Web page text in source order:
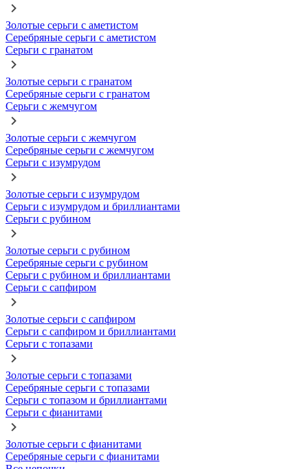
Золотые серьги с аметистом
Серебряные серьги с аметистом
Серьги с гранатом
Золотые серьги с гранатом
Серебряные серьги с гранатом
Серьги с жемчугом
Золотые серьги с жемчугом
Серебряные серьги с жемчугом
Серьги с изумрудом
Золотые серьги с изумрудом
Серьги с изумрудом и бриллиантами
Серьги с рубином
Золотые серьги с рубином
Серебряные серьги с рубином
Серьги с рубином и бриллиантами
Серьги с сапфиром
Золотые серьги с сапфиром
Серьги с сапфиром и бриллиантами
Серьги с топазами
Золотые серьги с топазами
Серебряные серьги с топазами
Серьги с топазом и бриллиантами
Серьги с фианитами
Золотые серьги с фианитами
Серебряные серьги с фианитами